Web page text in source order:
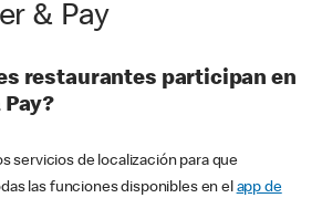
& Pay
restaurantes participan en
servicios de localización para que
las funciones disponibles en el app de